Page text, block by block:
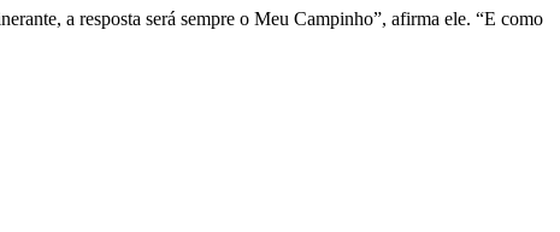
a resposta será sempre o Meu Campinho”, afirma ele. “E como